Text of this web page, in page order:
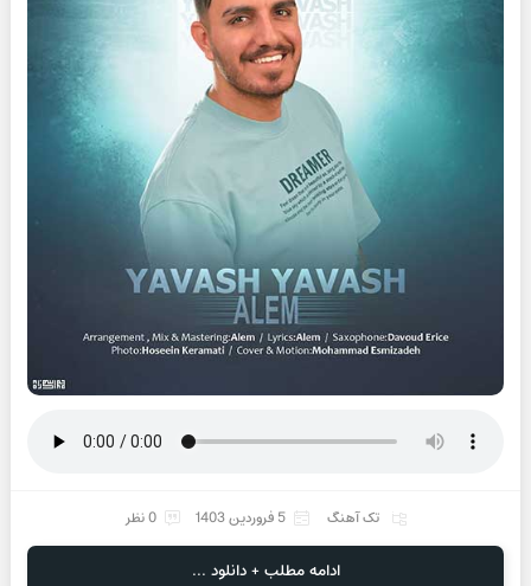
تک آهنگ 5 فروردین 1403 0 نظر
ادامه مطلب + دانلود ...